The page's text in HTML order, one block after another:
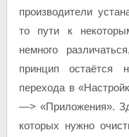
производители
то пути к
немного
принцип остаётся
перехода в
—> «Приложения».
которых нужно